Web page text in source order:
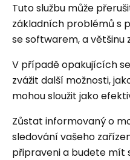
Tuto službu může
základních problémů s
se softwarem, a většinu
V případě opakujících
zvážit další možnosti,
mohou sloužit jako
Zůstat informovaný o
sledování vašeho
připraveni a budete mít